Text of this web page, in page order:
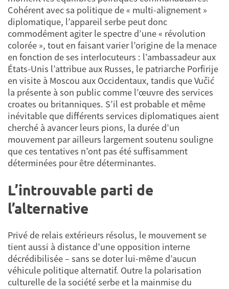
Cohérent avec sa politique de « multi-alignement »
diplomatique, l’appareil serbe peut donc
commodément agiter le spectre d’une « révolution
colorée », tout en faisant varier l’origine de la menace
en fonction de ses interlocuteurs : l’ambassadeur aux
États-Unis l’attribue aux Russes, le patriarche Porfirije
en visite à Moscou aux Occidentaux, tandis que Vučić
la présente à son public comme l’œuvre des services
croates ou britanniques. S’il est probable et même
inévitable que différents services diplomatiques aient
cherché à avancer leurs pions, la durée d’un
mouvement par ailleurs largement soutenu souligne
que ces tentatives n’ont pas été suffisamment
déterminées pour être déterminantes.
L’introuvable parti de
l’alternative
Privé de relais extérieurs résolus, le mouvement se
tient aussi à distance d’une opposition interne
décrédibilisée – sans se doter lui-même d’aucun
véhicule politique alternatif. Outre la polarisation
culturelle de la société serbe et la mainmise du